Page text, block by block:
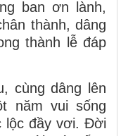
ban ơn lành,
thành, dâng
thành lễ đáp
cùng dâng lên
năm vui sống
lộc đầy vơi. Đời